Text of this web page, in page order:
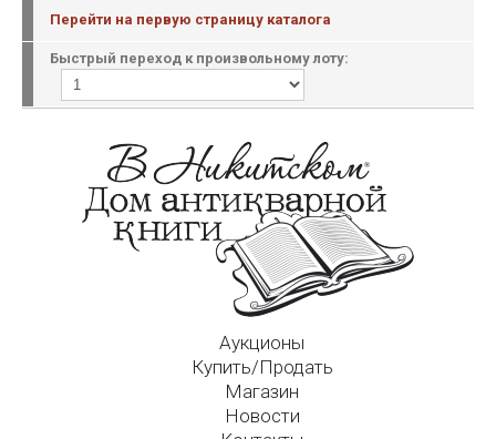
Перейти на первую страницу каталога
Быстрый переход к произвольному лоту:
Аукционы
Купить/Продать
Магазин
Новости